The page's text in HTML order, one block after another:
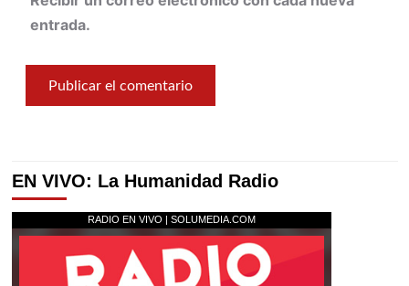
entrada.
EN VIVO: La Humanidad Radio